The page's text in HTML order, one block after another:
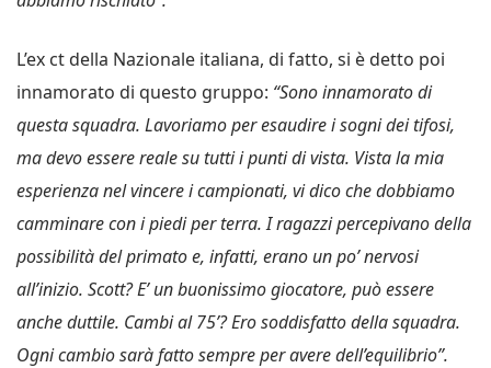
L’ex ct della Nazionale italiana, di fatto, si è detto poi
innamorato di questo gruppo: “Sono innamorato di
questa squadra. Lavoriamo per esaudire i sogni dei tifosi,
ma devo essere reale su tutti i punti di vista. Vista la mia
esperienza nel vincere i campionati, vi dico che dobbiamo
camminare con i piedi per terra. I ragazzi percepivano della
possibilità del primato e, infatti, erano un po’ nervosi
all’inizio. Scott? E’ un buonissimo giocatore, può essere
anche duttile. Cambi al 75’? Ero soddisfatto della squadra.
Ogni cambio sarà fatto sempre per avere dell’equilibrio”.